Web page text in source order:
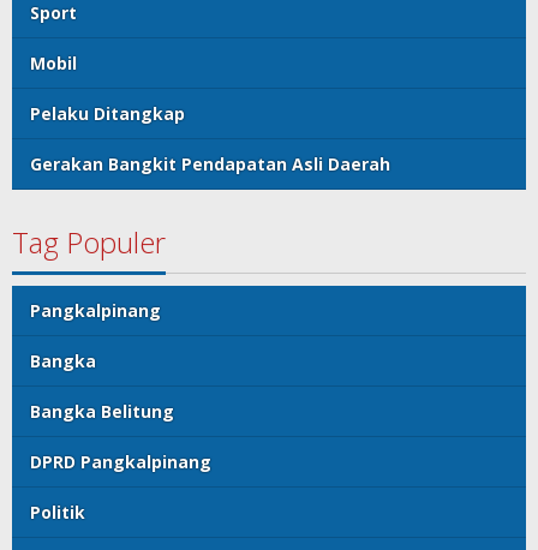
Sport
Mobil
Pelaku Ditangkap
Gerakan Bangkit Pendapatan Asli Daerah
Tag Populer
Pangkalpinang
Bangka
Bangka Belitung
DPRD Pangkalpinang
Politik